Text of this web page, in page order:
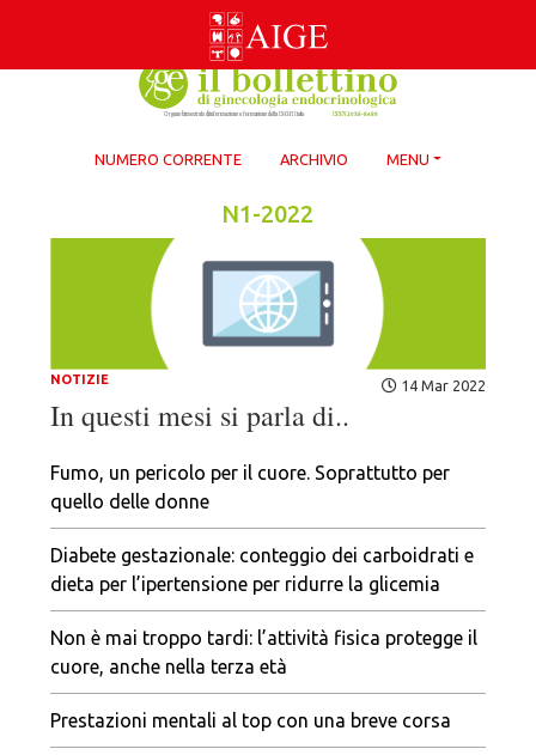
NUMERO CORRENTE ARCHIVIO MENU
N1-2022
NOTIZIE 14 Mar 2022
In questi mesi si parla di..
Fumo, un pericolo per il cuore. Soprattutto per
quello delle donne
Diabete gestazionale: conteggio dei carboidrati e
dieta per l’ipertensione per ridurre la glicemia
Non è mai troppo tardi: l’attività fisica protegge il
cuore, anche nella terza età
Prestazioni mentali al top con una breve corsa